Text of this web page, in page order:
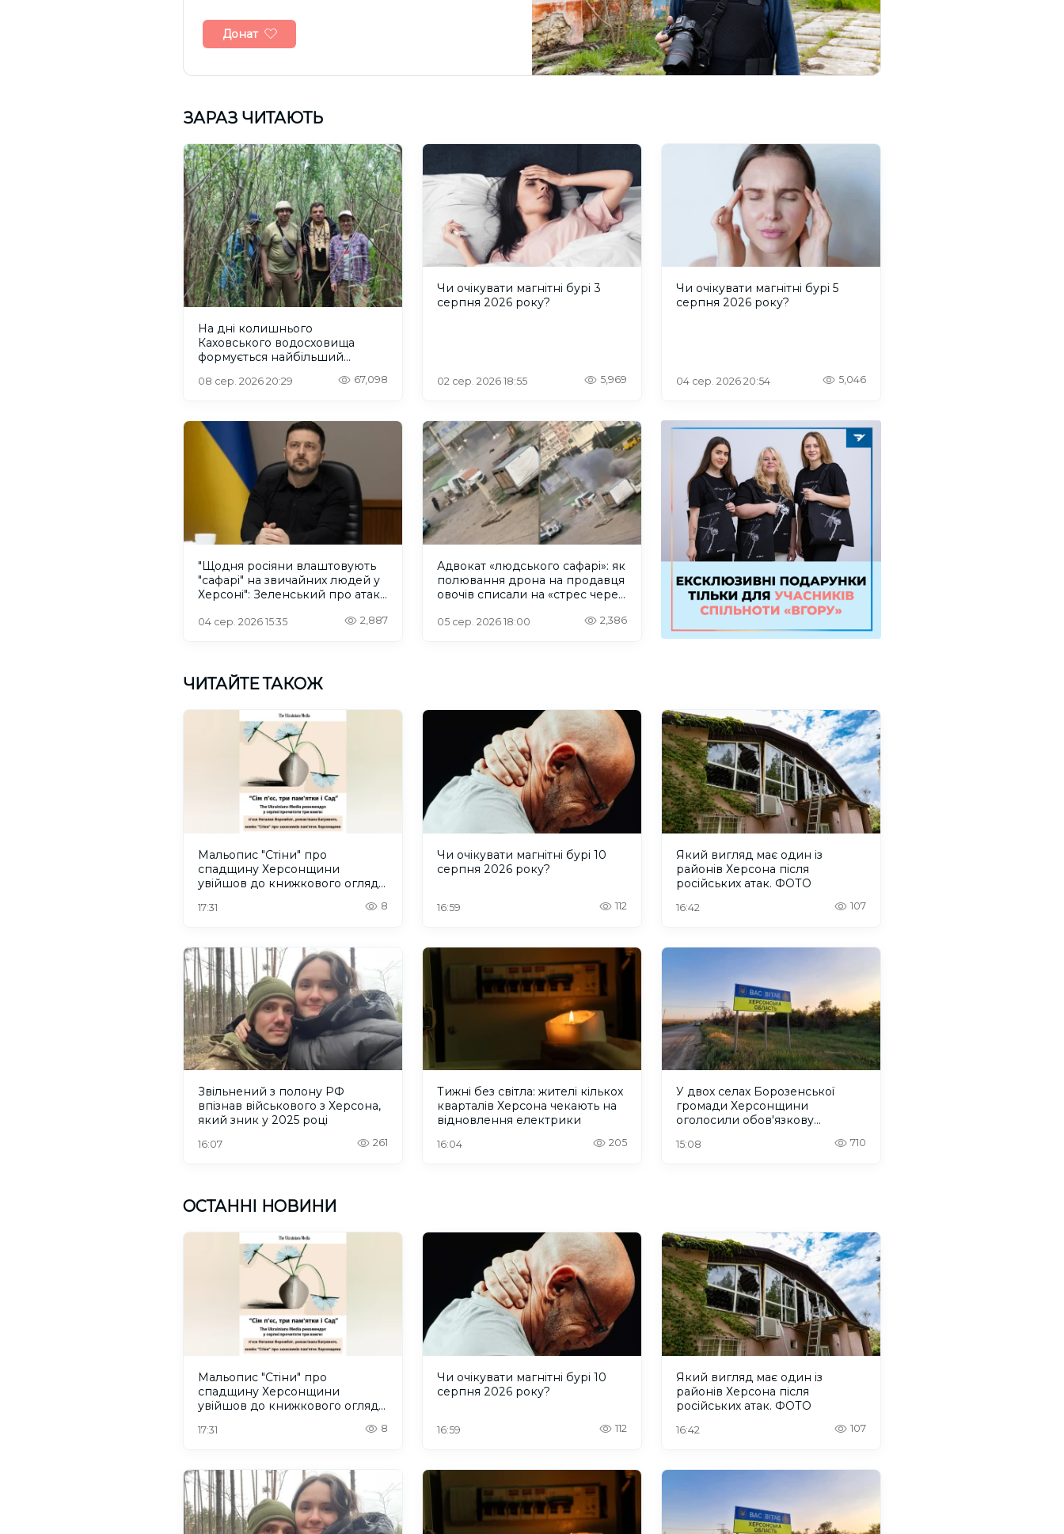
Донат
ЗАРАЗ ЧИТАЮТЬ
На дні колишнього
Каховського водосховища
формується найбільший
08 сер. 2026 20:29 67,098
Чи очікувати магнітні бурі 3
серпня 2026 року?
02 сер. 2026 18:55 5,969
Чи очікувати магнітні бурі 5
серпня 2026 року?
04 сер. 2026 20:54 5,046
"Щодня росіяни влаштовують
"сафарі" на звичайних людей у
Херсоні": Зеленський про атаку
04 сер. 2026 15:35 2,887
Адвокат «людського сафарі»: як
полювання дрона на продавця
овочів списали на «стрес через
05 сер. 2026 18:00 2,386
ЧИТАЙТЕ ТАКОЖ
Мальопис "Стіни" про
спадщину Херсонщини
увійшов до книжкового огляду
17:31 8
Чи очікувати магнітні бурі 10
серпня 2026 року?
16:59 112
Який вигляд має один із
районів Херсона після
російських атак. ФОТО
16:42 107
Звільнений з полону РФ
впізнав військового з Херсона,
який зник у 2025 році
16:07 261
Тижні без світла: жителі кількох
кварталів Херсона чекають на
відновлення електрики
16:04 205
У двох селах Борозенської
громади Херсонщини
оголосили обов'язкову
15:08 710
ОСТАННІ НОВИНИ
Мальопис "Стіни" про
спадщину Херсонщини
увійшов до книжкового огляду
17:31 8
Чи очікувати магнітні бурі 10
серпня 2026 року?
16:59 112
Який вигляд має один із
районів Херсона після
російських атак. ФОТО
16:42 107